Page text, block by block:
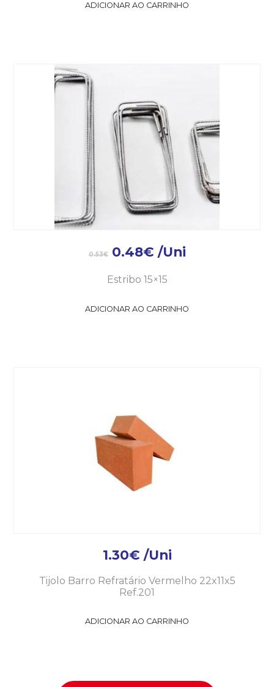
ADICIONAR AO CARRINHO
0.53€ 0.48€ /Uni
Estribo 15×15
ADICIONAR AO CARRINHO
1.30€ /Uni
Tijolo Barro Refratário Vermelho 22x11x5
Ref.201
ADICIONAR AO CARRINHO